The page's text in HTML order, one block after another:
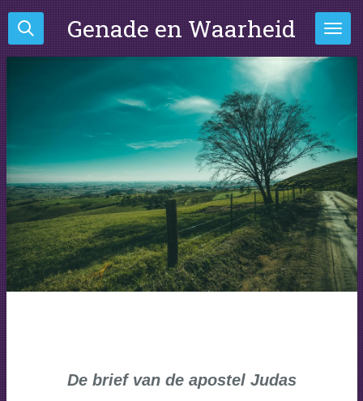
Ga
direct
naar
Genade en Waarheid
De brief van de apostel Judas